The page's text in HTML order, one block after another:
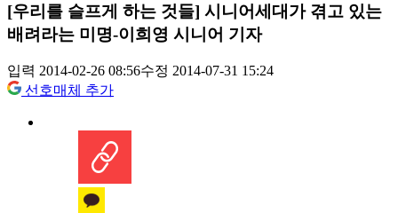
[우리를 슬프게 하는 것들] 시니어세대가 겪고 있는
배려라는 미명-이희영 시니어 기자
입력 2014-02-26 08:56수정 2014-07-31 15:24
선호매체 추가